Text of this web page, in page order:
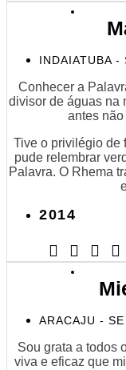
INDAIATUBA -
Conhecer a
divisor de águas na
antes
Tive o privilégio de
pude relembrar
Palavra. O Rhema
2014
   
ARACAJU - SE
Sou grata a todos
viva e eficaz que